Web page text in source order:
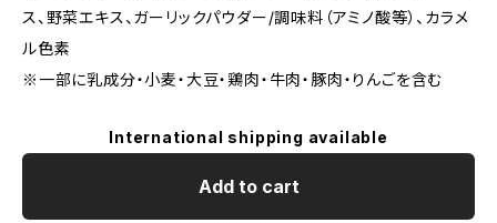
ス、野菜エキス、ガーリックパウダー/調味料（アミノ酸等）、カラメ
ル色素
※一部に乳成分・小麦・大豆・鶏肉・牛肉・豚肉・りんごを含む
International shipping available
Add to cart